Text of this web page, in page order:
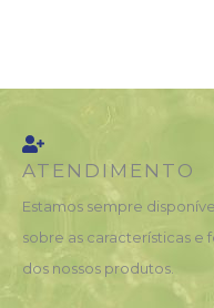
ATENDIMENTO
Estamos sempre
sobre as características e
dos nossos produtos.